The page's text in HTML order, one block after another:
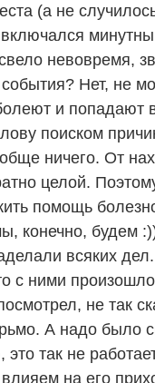
(а не
невовремя,
Нет, не
и попадают
поиском
ничего. От
целой.
помощь
конечно, будем
всяких
с ними
посмотрел, не
А надо было
так не
на его